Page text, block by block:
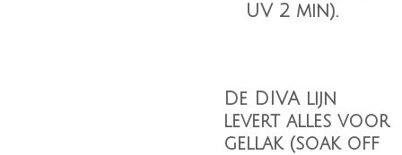
UV 2 min).
De DIVA lijn
levert alles voor
gellak (soak off